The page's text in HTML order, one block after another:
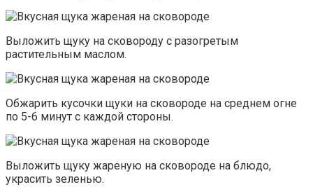
Выложить щуку на сковороду с разогретым
растительным маслом.
Обжарить кусочки щуки на сковороде на среднем огне
по 5-6 минут с каждой стороны.
Выложить щуку жареную на сковороде на блюдо,
украсить зеленью.